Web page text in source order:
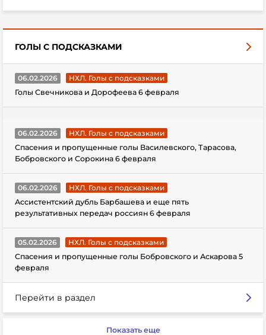
ГОЛЫ С ПОДСКАЗКАМИ
06.02.2026
НХЛ. Голы с подсказками
Голы Свечникова и Дорофеева 6 февраля
06.02.2026
НХЛ. Голы с подсказками
Спасения и пропущенные голы Василевского, Тарасова,
Бобровского и Сорокина 6 февраля
06.02.2026
НХЛ. Голы с подсказками
Ассистентский дубль Барбашева и еще пять
результативных передач россиян 6 февраля
05.02.2026
НХЛ. Голы с подсказками
Спасения и пропущенные голы Бобровского и Аскарова 5
февраля
Перейти в раздел
Показать еще